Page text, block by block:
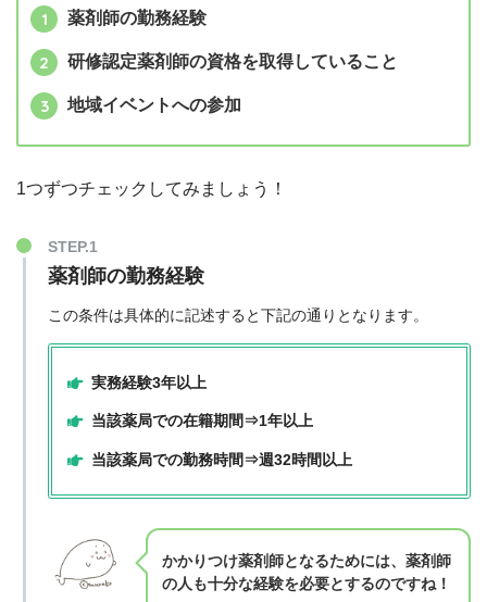
薬剤師の勤務経験
研修認定薬剤師の資格を取得していること
地域イベントへの参加
1つずつチェックしてみましょう！
薬剤師の勤務経験
この条件は具体的に記述すると下記の通りとなります。
実務経験3年以上
当該薬局での在籍期間⇒1年以上
当該薬局での勤務時間⇒週32時間以上
かかりつけ薬剤師となるためには、薬剤師
の人も十分な経験を必要とするのですね！